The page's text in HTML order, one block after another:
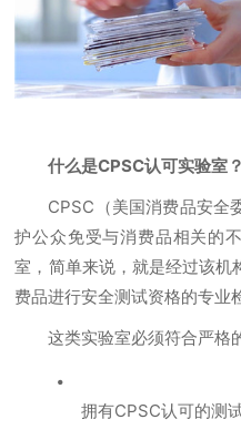
什么是CPSC认可实验室？
CPSC（美国消费品安全
护公众免受与消费品相关的
室，简单来说，就是经过该机
费品进行安全测试资格的专业
这类实验室必须符合严格
拥有CPSC认可的测